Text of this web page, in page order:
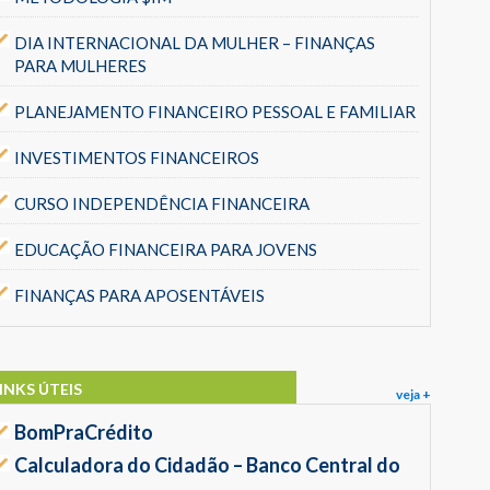
DIA INTERNACIONAL DA MULHER – FINANÇAS
PARA MULHERES
PLANEJAMENTO FINANCEIRO PESSOAL E FAMILIAR
INVESTIMENTOS FINANCEIROS
CURSO INDEPENDÊNCIA FINANCEIRA
EDUCAÇÃO FINANCEIRA PARA JOVENS
FINANÇAS PARA APOSENTÁVEIS
veja +
ÚTEIS
BomPraCrédito
Calculadora do Cidadão – Banco Central do